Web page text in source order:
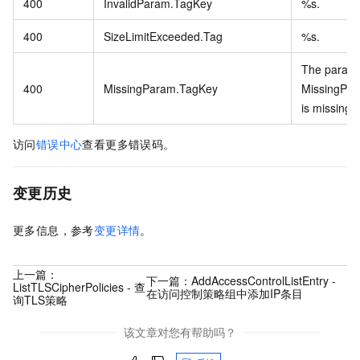
400 SizeLimitExceeded.Tag %s.
400 MissingParam.TagKey
The param
is missing.
访问错误中心查看更多错误码。
变更历史
更多信息，参考变更详情。
上一篇：
ListTLSCipherPolicies - 查
询TLS策略
下一篇：AddAccessControlListEntry -
在访问控制策略组中添加IP条目
该文章对您有帮助吗？